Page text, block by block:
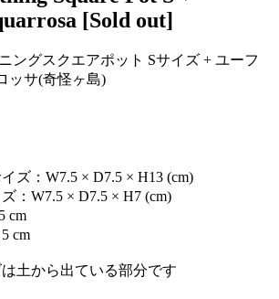
[Sold out]
ングスクエアポット Sサイズ + ユーフ
ッサ(奇怪ヶ島)
ズ：W7.5 × D7.5 × H13 (cm)
：W7.5 × D7.5 × H7 (cm)
cm
cm
土から出ている部分です